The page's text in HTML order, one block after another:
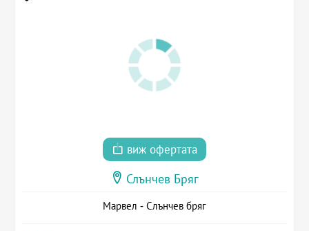
виж офертата
Слънчев Бряг
Марвел - Слънчев бряг